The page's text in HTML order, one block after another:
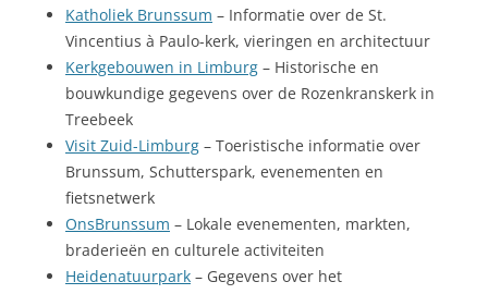
Katholiek Brunssum – Informatie over de St.
Vincentius à Paulo-kerk, vieringen en architectuur
Kerkgebouwen in Limburg – Historische en
bouwkundige gegevens over de Rozenkranskerk in
Treebeek
Visit Zuid-Limburg – Toeristische informatie over
Brunssum, Schutterspark, evenementen en
fietsnetwerk
OnsBrunssum – Lokale evenementen, markten,
braderieën en culturele activiteiten
Heidenatuurpark – Gegevens over het